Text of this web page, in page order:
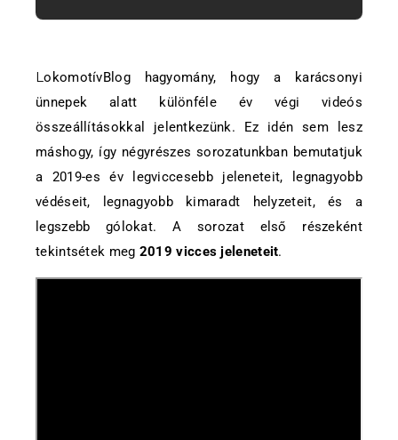
LokomotívBlog hagyomány, hogy a karácsonyi
ünnepek alatt különféle év végi videós
összeállításokkal jelentkezünk. Ez idén sem lesz
máshogy, így négyrészes sorozatunkban bemutatjuk
a 2019-es év legviccesebb jeleneteit, legnagyobb
védéseit, legnagyobb kimaradt helyzeteit, és a
legszebb gólokat. A sorozat első részeként
tekintsétek meg 2019 vicces jeleneteit.